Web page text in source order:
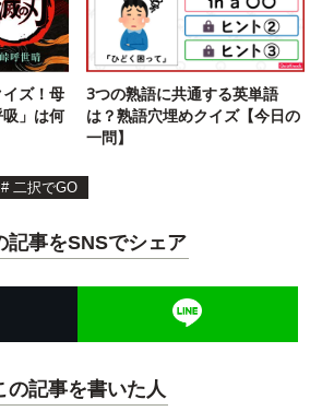
ズ！母
」は何
3つの熟語に共通する英単語
は？熟語穴埋めクイズ【今日の
一問】
# 二択でGO
記事をSNSでシェア
の記事を書いた人